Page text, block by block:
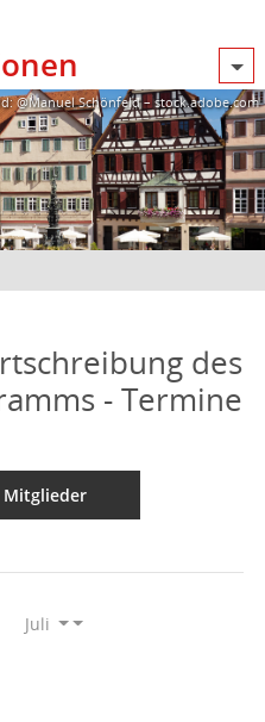
@Manuel Schönfeld – stock.adobe.com
des
- Termine
Mitglieder
Juli